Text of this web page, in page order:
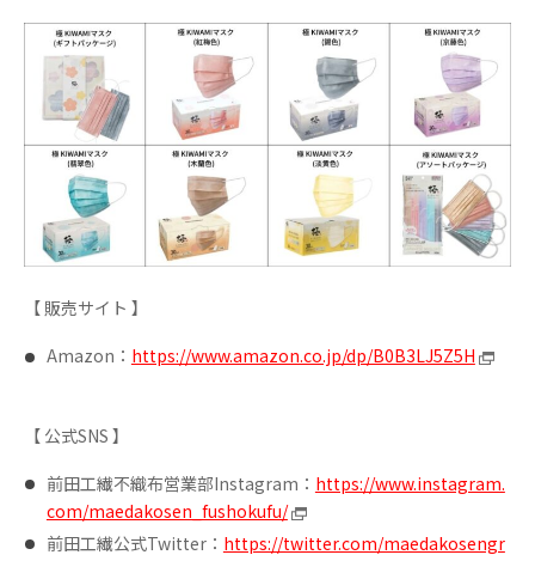
【 販売サイト 】
Amazon： https://www.amazon.co.jp/dp/B0B3LJ5Z5H
【 公式SNS 】
前田工繊不織布営業部Instagram： https://www.instagram.
com/maedakosen_fushokufu/
前田工繊公式Twitter： https://twitter.com/maedakosengr